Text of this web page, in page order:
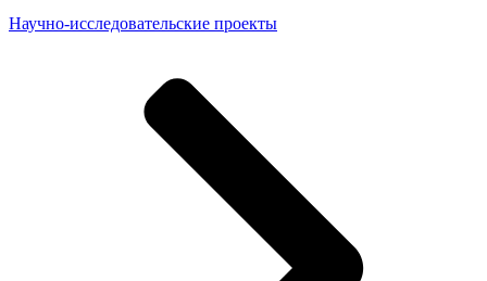
Научно-исследовательские проекты